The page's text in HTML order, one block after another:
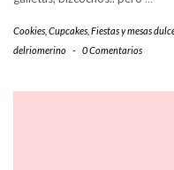
Cookies Cupcakes Fiestas y mesas
delriomerino - 0 Comentarios